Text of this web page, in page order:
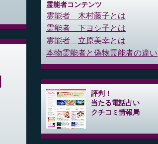
霊能者コンテンツ
霊能者 木村藤子とは
霊能者 下ヨシ子とは
霊能者 立原美幸とは
本物霊能者と偽物霊能者の違い
評判！
当たる電話占い
クチコミ情報局